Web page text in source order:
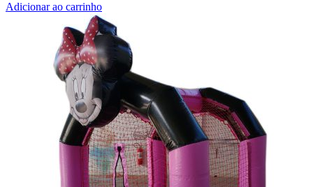
Adicionar ao carrinho